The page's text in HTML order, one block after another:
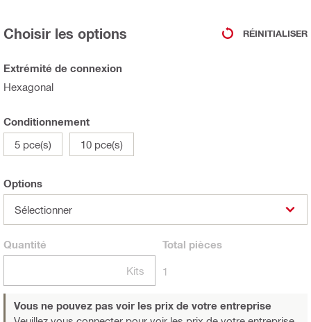
Choisir les options RÉINITIALISER
Extrémité de connexion
Hexagonal
Conditionnement
5 pce(s)
10 pce(s)
Options
Sélectionner
Quantité
Kits
Total pièces
1
Vous ne pouvez pas voir les prix de votre entreprise